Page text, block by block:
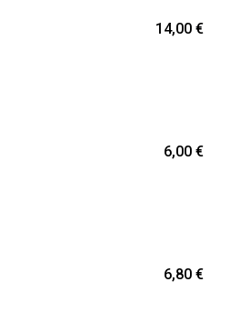
14,00 €
6,00 €
6,80 €